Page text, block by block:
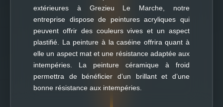
extérieures à Grezieu Le Marche, notre
entreprise dispose de peintures acryliques qui
peuvent offrir des couleurs vives et un aspect
plastifié. La peinture à la caséine offrira quant à
elle un aspect mat et une résistance adaptée aux
intempéries. La peinture céramique à froid
permettra de bénéficier d’un brillant et d’une
bonne résistance aux intempéries.